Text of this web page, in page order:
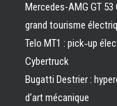
Mercedes-AMG GT
grand tourisme
Telo MT1 : pick‑up
Cybertruck
Bugatti Destrier :
d’art mécanique